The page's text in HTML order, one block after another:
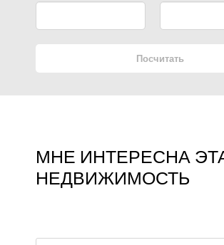
МНЕ ИНТЕРЕСНА
НЕДВИЖИМОСТЬ
Посчитать